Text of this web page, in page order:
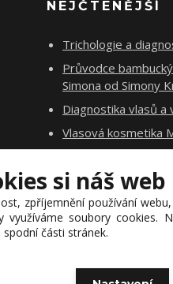
NEJČTENĚJŠÍ
Trichologie a
Průvodce
Simona od Simony
Diagnostika vlasů a
Vlasová kosmetika
Vlasová poradna
si náš
zpříjemnění používání
využíváme soubory cookies.
části stránek.